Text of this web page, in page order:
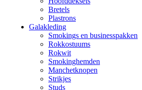
Bretels
Plastrons
Galakleding
Smokings en businesspakken
Rokkostuums
Rokwit
Smokinghemden
Manchetknopen
Strikjes
Studs